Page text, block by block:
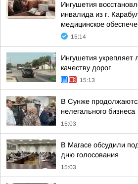
Ингушетия
инвалида из г.
медицинское
15:14
Ингушетия укрепляет
качеству дорог
15:13
В Сунже
нелегального бизнеса
15:03
В Магасе обсудили
дню голосования
15:03